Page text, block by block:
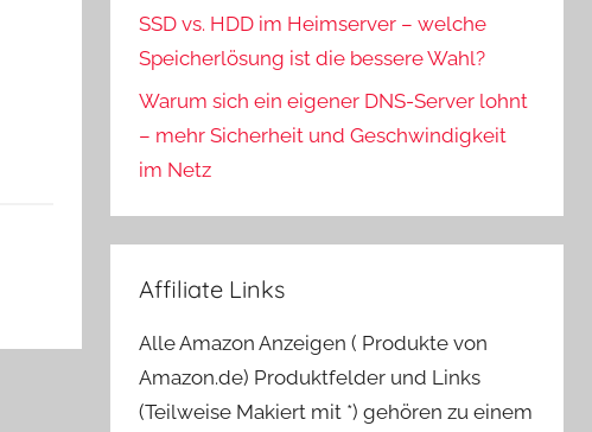
SSD vs. HDD im Heimserver – welche
Speicherlösung ist die bessere Wahl?
Warum sich ein eigener DNS-Server lohnt
– mehr Sicherheit und Geschwindigkeit
im Netz
Affiliate Links
Alle Amazon Anzeigen ( Produkte von
Amazon.de) Produktfelder und Links
(Teilweise Makiert mit *) gehören zu einem